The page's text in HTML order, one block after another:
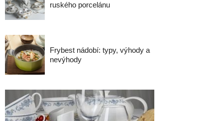
ruského porcelánu
Frybest nádobí: typy, výhody a
nevýhody